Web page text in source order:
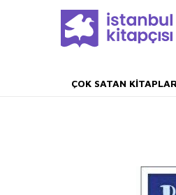
ÇOK SATAN KITAPLAR